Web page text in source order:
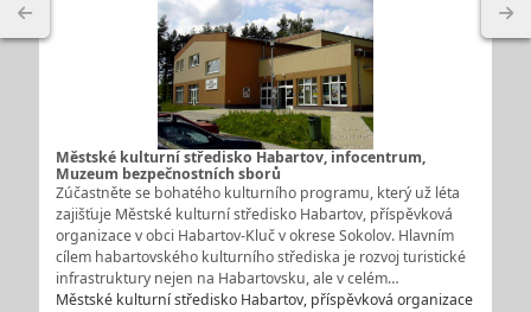
Městské kulturní středisko Habartov, infocentrum,
Muzeum bezpečnostních sborů
Zúčastněte se bohatého kulturního programu, který už léta
zajišťuje Městské kulturní středisko Habartov, příspěvková
organizace v obci Habartov-Kluč v okrese Sokolov. Hlavním
cílem habartovského kulturního střediska je rozvoj turistické
infrastruktury nejen na Habartovsku, ale v celém…
Městské kulturní středisko Habartov, příspěvková organizace